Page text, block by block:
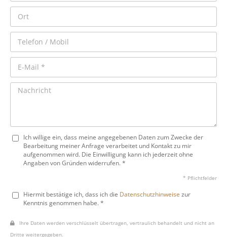
Ich willige ein, dass meine angegebenen Daten zum Zwecke der
Bearbeitung meiner Anfrage verarbeitet und Kontakt zu mir
aufgenommen wird. Die Einwilligung kann ich jederzeit ohne
Angaben von Gründen widerrufen. *
* Pflichtfelder
Hiermit bestätige ich, dass ich die Datenschutzhinweise zur
Kenntnis genommen habe. *
Ihre Daten werden verschlüsselt übertragen, vertraulich behandelt und nicht an
Dritte weitergegeben.